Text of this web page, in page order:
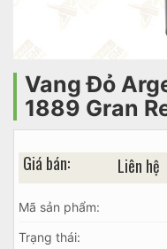
Vang Đỏ
1889 Gran
Giá bán: Liên hệ
Mã sản phẩm:
Trạng thái: